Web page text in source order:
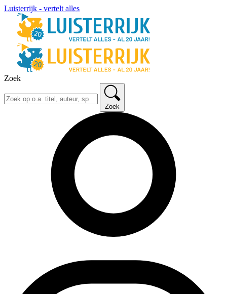
Luisterrijk - vertelt alles
Zoek
Zoek